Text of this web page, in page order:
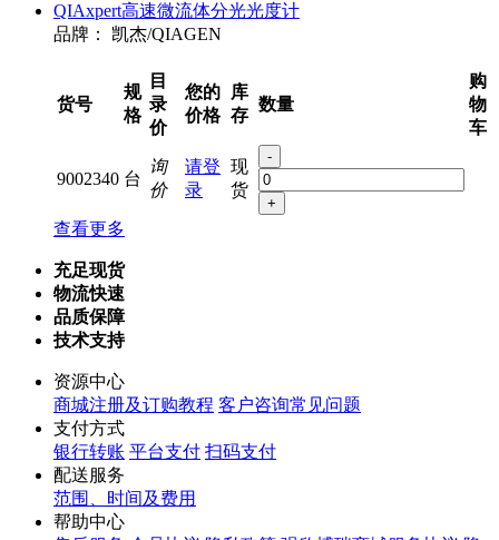
QIAxpert高速微流体分光光度计
品牌：
凯杰/QIAGEN
货号
规
格
目
录
价
您的
价格
库
存
数量
购
物
车
9002340 台
询
价
请登
录
现
货
-
+
查看更多
充足现货
物流快速
品质保障
技术支持
资源中心
商城注册及订购教程 客户咨询常见问题
支付方式
银行转账 平台支付 扫码支付
配送服务
范围、时间及费用
帮助中心